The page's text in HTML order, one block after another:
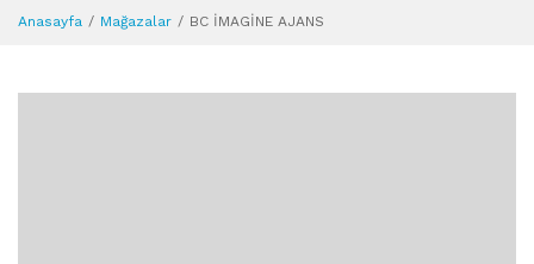
Anasayfa Mağazalar BC İMAGİNE AJANS